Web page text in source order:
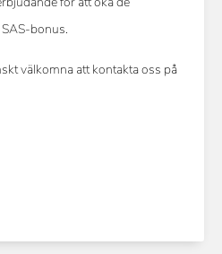
bonus.
välkomna att kontakta oss på